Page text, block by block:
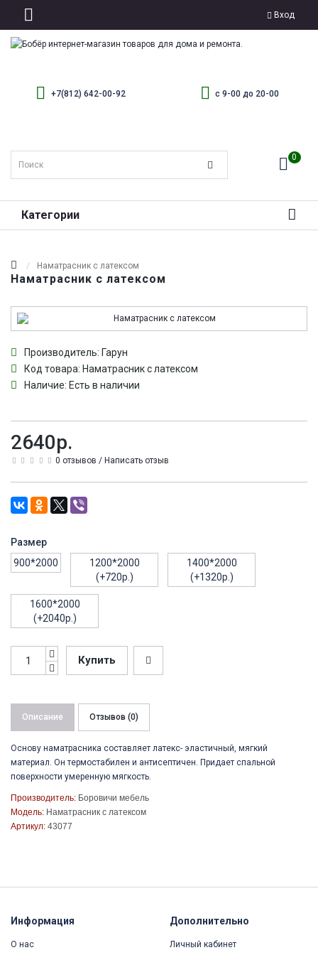
Вход
+7(812) 642-00-92 с 9-00 до 20-00
0
Категории
Наматрасник с латексом
Наматрасник с латексом
Производитель: Гарун
Код товара: Наматрасник с латексом
Наличие: Есть в наличии
2640р.
0 отзывов / Написать отзыв
Размер
900*2000
1200*2000
(+720р.)
1400*2000
(+1320р.)
1600*2000
(+2040р.)
Купить
Описание Отзывов (0)
Основу наматрасника составляет латекс- эластичный, мягкий
материал. Он термостабилен и антисептичен. Придает спальной
поверхности умеренную мягкость.
Производитель: Боровичи мебель
Модель: Наматрасник с латексом
Артикул: 43077
Информация
О нас
Дополнительно
Личный кабинет